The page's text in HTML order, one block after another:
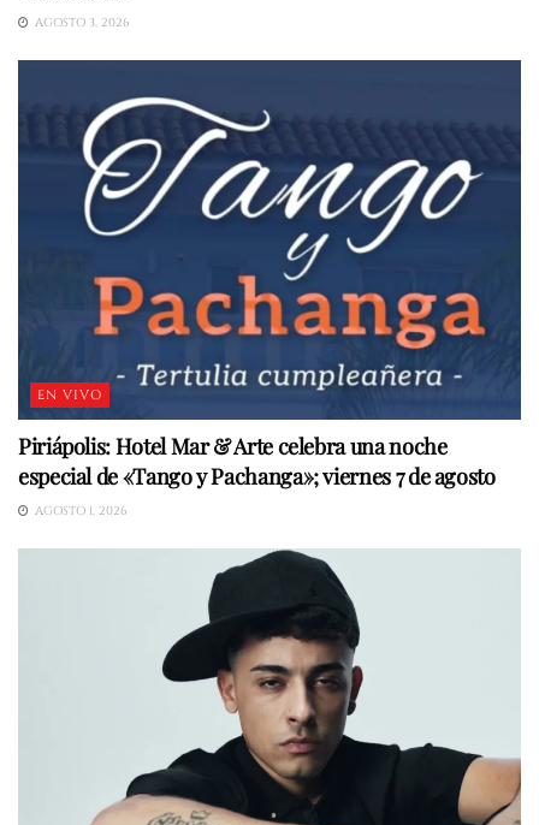
AGOSTO 3, 2026
EN VIVO
Piriápolis: Hotel Mar & Arte celebra una noche
especial de «Tango y Pachanga»; viernes 7 de agosto
AGOSTO 1, 2026